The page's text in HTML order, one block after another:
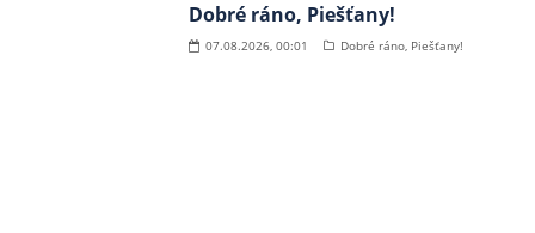
Dobré ráno, Piešťany!
07.08.2026, 00:01 Dobré ráno, Piešťany!